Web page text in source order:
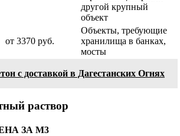
другой крупный
объект
от 3370 руб.
Объекты, требующие
хранилища в банках,
мосты
с доставкой в Дагестанских Огнях
раствор
ЗА М3